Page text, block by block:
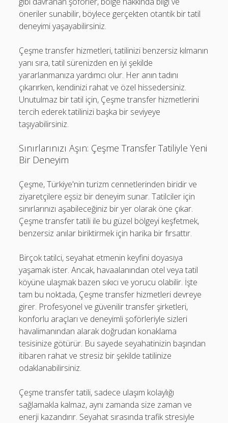
öneriler sunabilir, böylece gerçekten otantik bir tatil
deneyimi yaşayabilirsiniz.
Çeşme transfer hizmetleri, tatilinizi benzersiz kılmanın
yanı sıra, tatil sürenizden en iyi şekilde
yararlanmanıza yardımcı olur. Her anın tadını
çıkarırken, kendinizi rahat ve özel hissedersiniz.
Unutulmaz bir tatil için, Çeşme transfer hizmetlerini
tercih ederek tatilinizi başka bir seviyeye
taşıyabilirsiniz.
Sınırlarınızı Aşın: Çeşme Transfer Tatiliyle Yeni
Bir Deneyim
Çeşme, Türkiye'nin turizm cennetlerinden biridir ve
ziyaretçilere eşsiz bir deneyim sunar. Tatilciler için
sınırlarınızı aşabileceğiniz bir yer olarak öne çıkar.
Çeşme transfer tatili ile bu güzel bölgeyi keşfetmek,
benzersiz anılar biriktirmek için harika bir fırsattır.
Birçok tatilci, seyahat etmenin keyfini doyasıya
yaşamak ister. Ancak, havaalanından otel veya tatil
köyüne ulaşmak bazen sıkıcı ve yorucu olabilir. İşte
tam bu noktada, Çeşme transfer hizmetleri devreye
girer. Profesyonel ve güvenilir transfer şirketleri,
konforlu araçları ve deneyimli şoförleriyle sizleri
havalimanından alarak doğrudan konaklama
tesisinize götürür. Bu sayede seyahatinizin başından
itibaren rahat ve stresiz bir şekilde tatilinize
odaklanabilirsiniz.
Çeşme transfer tatili, sadece ulaşım kolaylığı
sağlamakla kalmaz, aynı zamanda size zaman ve
enerji kazandırır. Seyahat sırasında trafik stresiyle